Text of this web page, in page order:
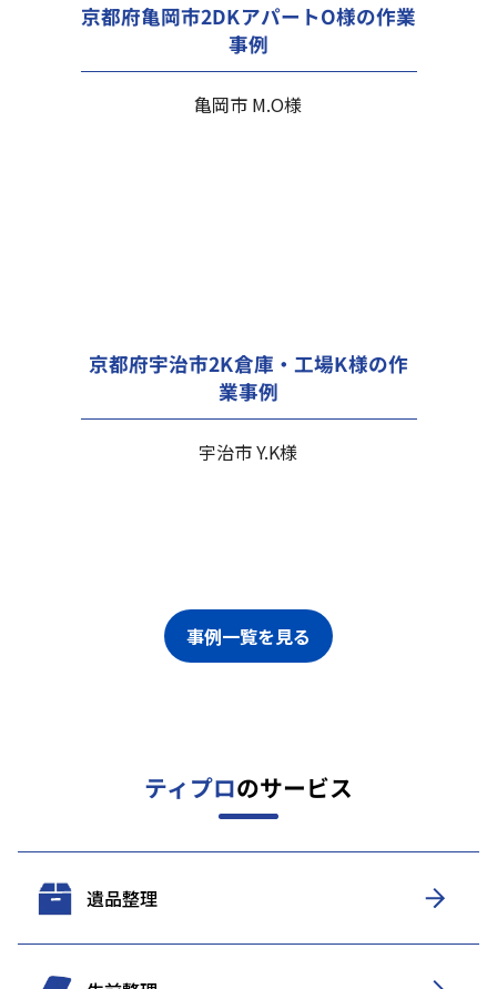
京都府亀岡市2DKアパートO様の作業
事例
亀岡市 M.O様
京都府宇治市2K倉庫・工場K様の作
業事例
宇治市 Y.K様
事例一覧を見る
ティプロのサービス
遺品整理